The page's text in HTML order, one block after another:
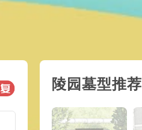
陵园墓型推荐